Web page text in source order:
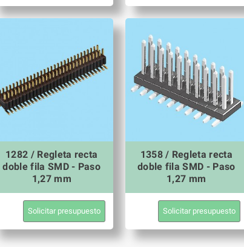
1282 / Regleta recta
doble fila SMD - Paso
1,27 mm
Solicitar presupuesto
1358 / Regleta recta
doble fila SMD - Paso
1,27 mm
Solicitar presupuesto